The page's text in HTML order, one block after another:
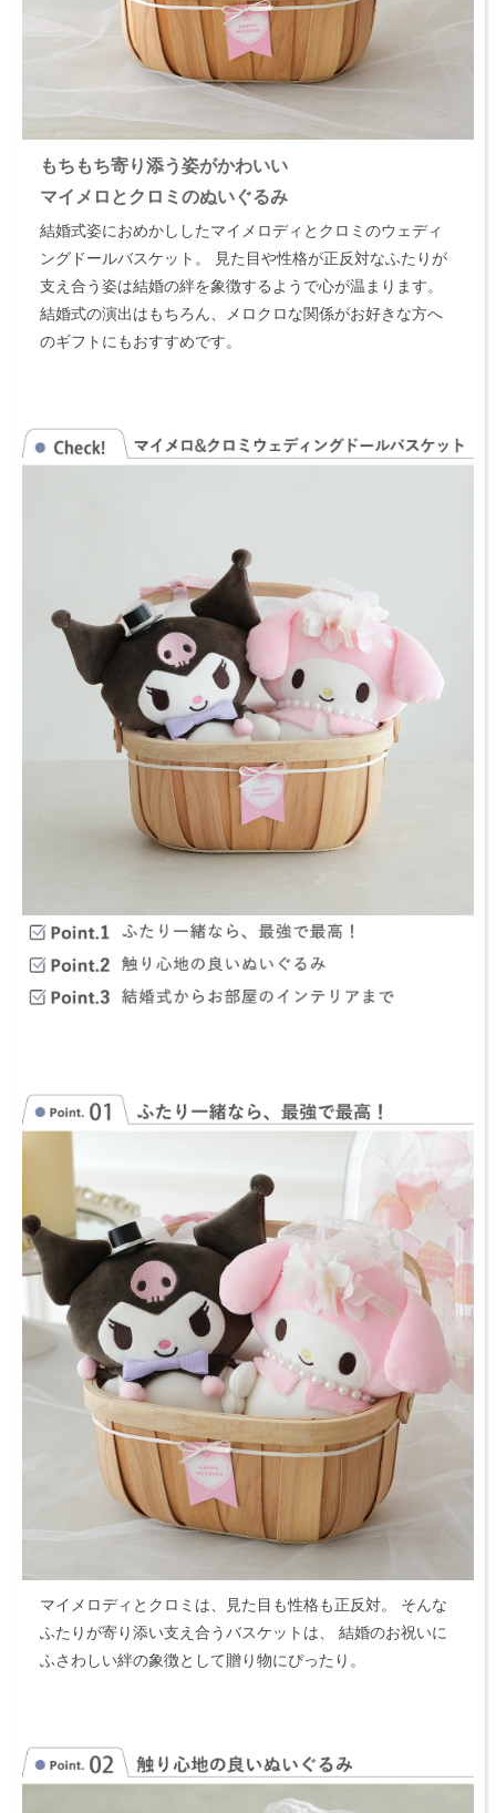
もちもち寄り添う姿がかわいい
マイメロとクロミのぬいぐるみ
結婚式姿におめかししたマイメロディとクロミのウェディ
ングドールバスケット。
見た目や性格が正反対なふたりが
支え合う姿は結婚の絆を象徴するようで心が温まります。
結婚式の演出はもちろん、メロクロな関係がお好きな方へ
のギフトにもおすすめです。
マイメロディとクロミは、見た目も性格も正反対。
そんな
ふたりが寄り添い支え合うバスケットは、
結婚のお祝いに
ふさわしい絆の象徴として贈り物にぴったり。